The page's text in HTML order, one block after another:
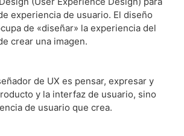
experiencia de usuario. El diseño
de «diseñar» la experiencia del
crear una imagen.
de UX es pensar, expresar y
y la interfaz de usuario, sino
de usuario que crea.